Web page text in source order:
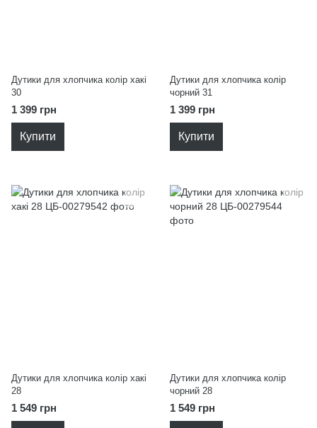
Дутики для хлопчика колір хакі
30
1 399 грн
Купити
Дутики для хлопчика колір
чорний 31
1 399 грн
Купити
Дутики для хлопчика колір хакі
28
1 549 грн
Дутики для хлопчика колір
чорний 28
1 549 грн